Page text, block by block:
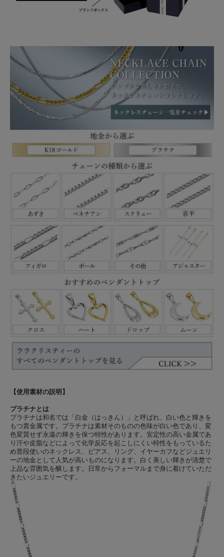
【使用素材の説明】
プラチナとは
プラチナは和名では「白金（はっきん）」と呼ばれ、白い色と輝きを
もつ貴金属です。プラチナは素材そのものの色味が白い色であり、変
色変質せず永遠の輝きを保つ特性があります。安定性の高い金属であ
り汗や皮脂などによって化学反応を起こしにくい特性をもっているた
め普段使いのネックレス、ピアス、リング、イヤーカフなどジュエリ
ーの地金として人気が高いものになります。白く美しい輝きが清楚で
上品な雰囲気を醸します。日常からフォーマルまで身に着けていただ
きたいジュエリーです。